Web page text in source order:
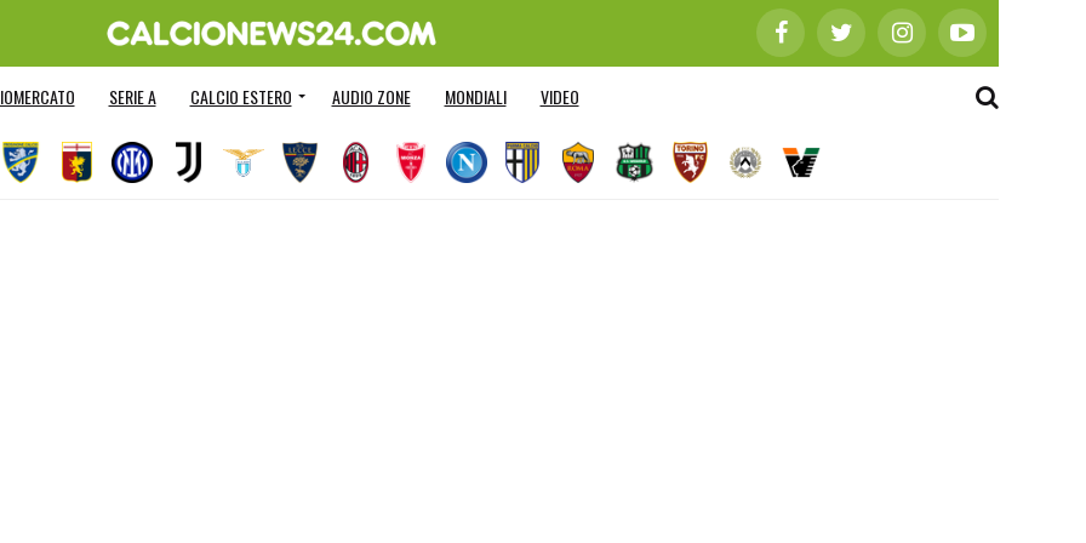
SERIE A CALCIO ESTERO AUDIO ZONE MONDIALI VIDEO